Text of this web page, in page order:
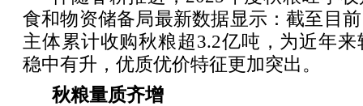
食和物资储备局最新数据显示：截至目
主体累计收购秋粮超3.2亿吨，为近年
稳中有升，优质优价特征更加突出。
秋粮量质齐增